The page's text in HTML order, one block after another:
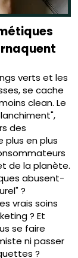
verts et les
se cache
clean. Le
des
plus en plus
de la planète.
abusent-
?
vrais soins
? Et
se faire
ni passer
?